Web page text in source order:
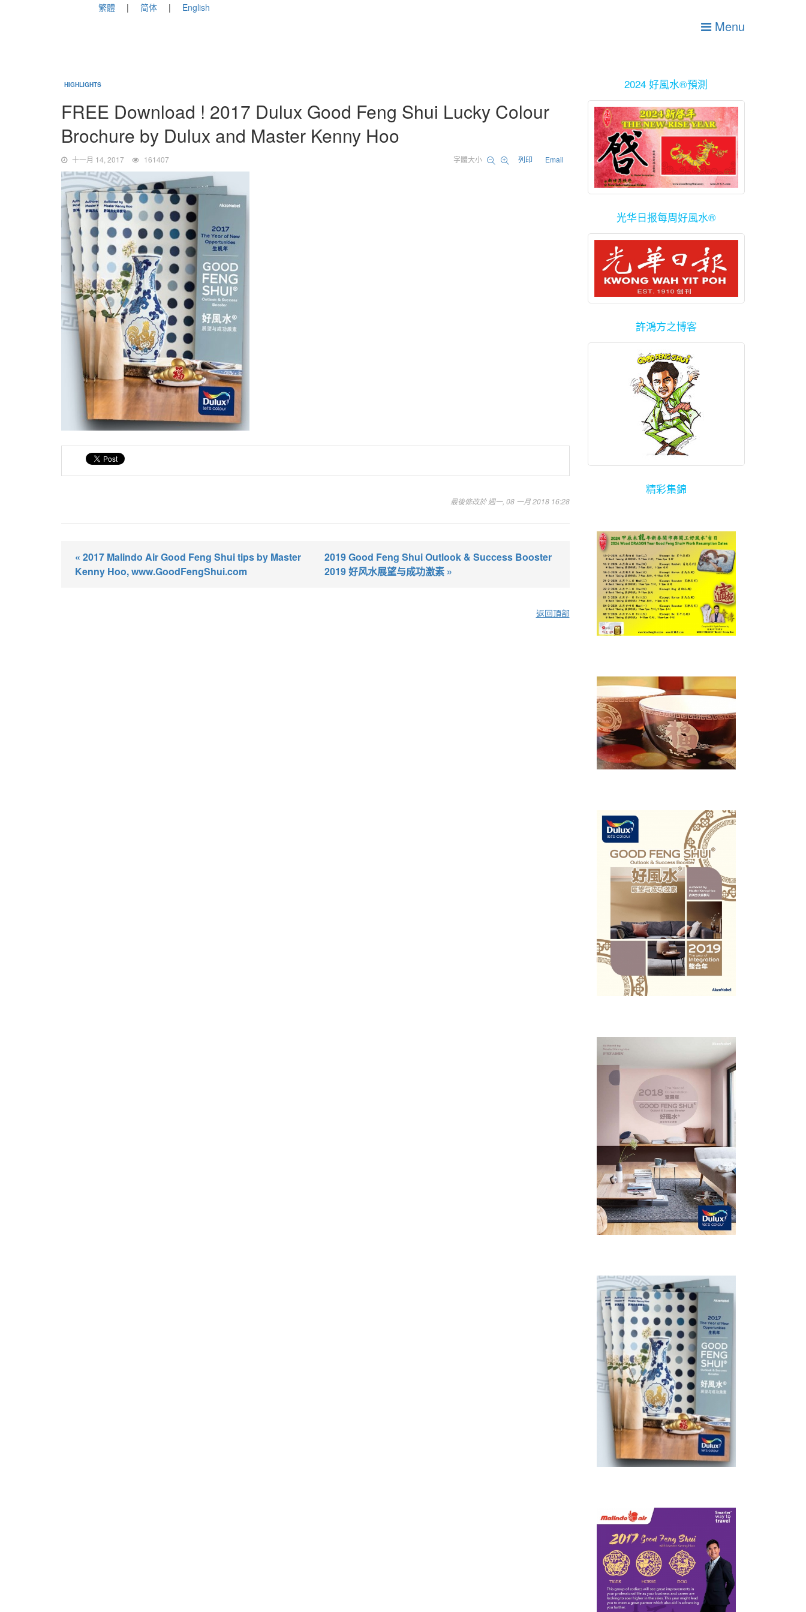
繁體 简体 English
Menu
HIGHLIGHTS
FREE Download ! 2017 Dulux Good Feng Shui Lucky Colour
Brochure by Dulux and Master Kenny Hoo
十一月 14, 2017 161407 字體大小 列印 Email
最後修改於 週一, 08 一月 2018 16:28
« 2017 Malindo Air Good Feng Shui tips by Master
Kenny Hoo, www.GoodFengShui.com
2019 Good Feng Shui Outlook & Success Booster
2019 好风水展望与成功激素 »
返回頂部
2024 好風水®預測
光华日报每周好風水®
許鴻方之博客
精彩集錦